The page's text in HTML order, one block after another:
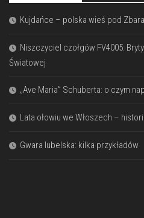
Kujdańce – polska wieś pod
Niszczyciel czołgów FV4005:
Światowej
„Ave Maria” Schuberta: o czym
Lata ołowiu we Włoszech –
Gwara lubelska: kilka przykładów